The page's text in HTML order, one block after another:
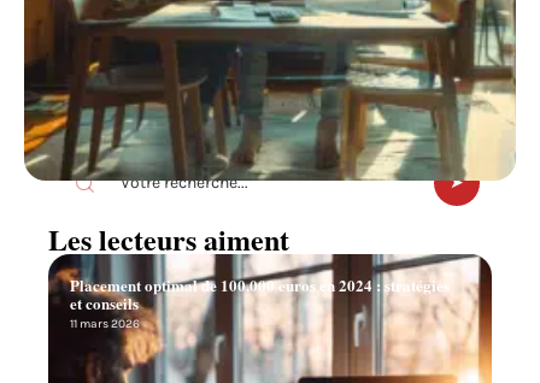
Recherche
Les lecteurs aiment
Placement optimal de 100.000 euros en 2024 : stratégies
et conseils
11 mars 2026